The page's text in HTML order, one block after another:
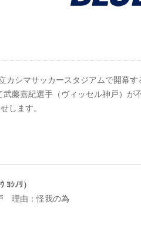
カシマサッカースタジアムで開幕
藤嘉紀選手（ヴィッセル神戸）
します。
ｼﾉﾘ）
理由：怪我の為